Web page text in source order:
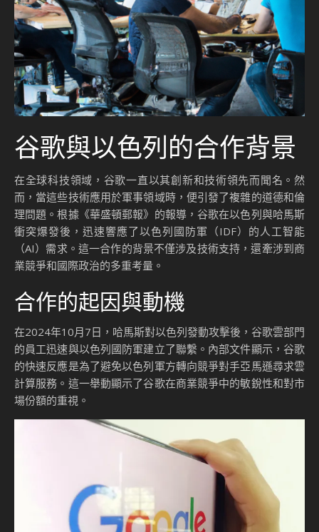
谷歌與以色列的合作背景
在全球科技領域，谷歌一直以其創新和技術領先而聞名。然
而，當這些技術應用於軍事領域時，便引發了複雜的道德和倫
理問題。根據《華盛頓郵報》的報導，谷歌在以色列與哈馬斯
衝突爆發後，迅速響應了以色列國防軍（IDF）的人工智能
（AI）需求。這一合作的背景不僅涉及技術支持，還牽涉到商
業競爭和國際政治的多重考量。
合作的起因與動機
在2024年10月7日，哈馬斯對以色列發動攻擊後，谷歌雲部門
的員工迅速與以色列國防軍建立了聯繫。內部文件顯示，谷歌
的快速反應是為了避免以色列軍方轉向競爭對手亞馬遜尋求雲
計算服務。這一舉動顯示了谷歌在商業競爭中的敏銳性和對市
場份額的重視。